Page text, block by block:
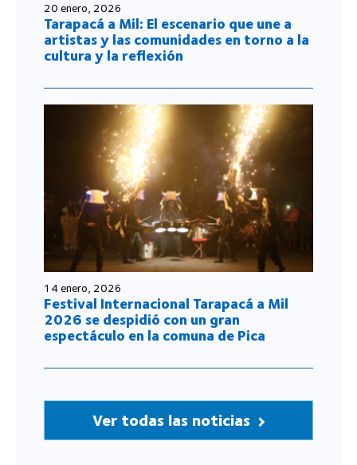
20 enero, 2026
Tarapacá a Mil: El escenario que une a
artistas y las comunidades en torno a la
cultura y la reflexión
14 enero, 2026
Festival Internacional Tarapacá a Mil
2026 se despidió con un gran
espectáculo en la comuna de Pica
Ver todas las noticias